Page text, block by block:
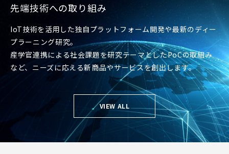
先端技術への取り組み
IoT技術を活用した独自プラットフォーム開発や最新のディー
プラーニング研究。
産学官連携による社会課題を研究テーマとしたPoCの取組み
など、ニーズに応える新商品やサービスを創出します。
VIEW ALL